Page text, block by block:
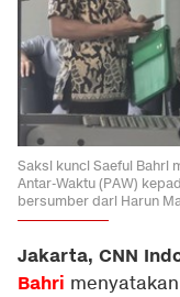
Saksi kunci Saeful Bahri
Antar-Waktu (PAW)
bersumber dari Harun
Jakarta, CNN
Bahri